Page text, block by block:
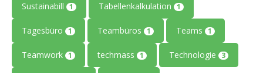
Sustainabill 1 Tabellenkalkulation 1
Tagesbüro 1 Teambüros 1 Teams 1
Teamwork 1 techmass 1 Technologie 3